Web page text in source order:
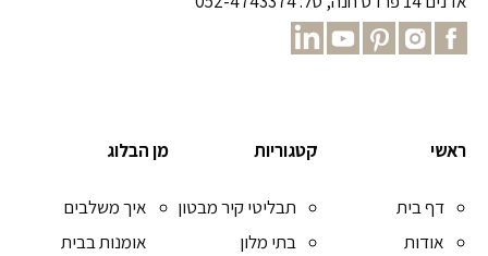
ראשי
דף בית
אודות
קטגוריות
תבליטי קיר מבטון
בתי מלון
מן הבלוג
איך משלבים
אומנות בבית